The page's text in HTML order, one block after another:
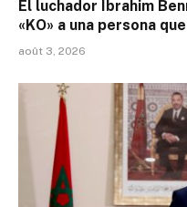
El luchador Ibrahim
«KO» a una persona
août 3, 2026